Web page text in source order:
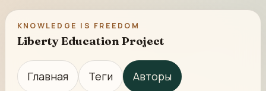
KNOWLEDGE IS FREEDOM
Liberty Education Project
Главная Теги Авторы